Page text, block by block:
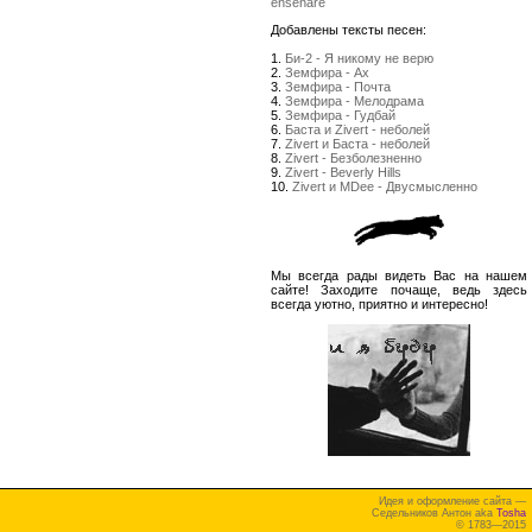
Добавлены тексты песен:
1. Би-2 - Я никому не верю
2. Земфира - Ах
3. Земфира - Почта
4. Земфира - Мелодрама
5. Земфира - Гудбай
6. Баста и Zivert - неболей
7. Zivert и Баста - неболей
8. Zivert - Безболезненно
9. Zivert - Beverly Hills
10. Zivert и MDee - Двусмысленно
Мы всегда рады видеть Вас на нашем
сайте! Заходите почаще, ведь здесь
всегда уютно, приятно и интересно!
Идея и оформление сайта —
Седельников Антон aka Tosha
© 1783—2015